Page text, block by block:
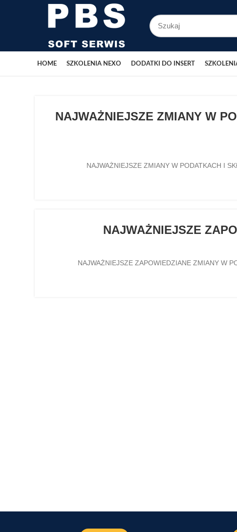
HOME SZKOLENIA NEXO DODATKI DO INSERT
NAJWAŻNIEJSZE ZMIANY W
NAJWAŻNIEJSZE ZMIANY W PODATKACH I
NAJWAŻNIEJSZE
NAJWAŻNIEJSZE ZAPOWIEDZIANE ZMIANY W